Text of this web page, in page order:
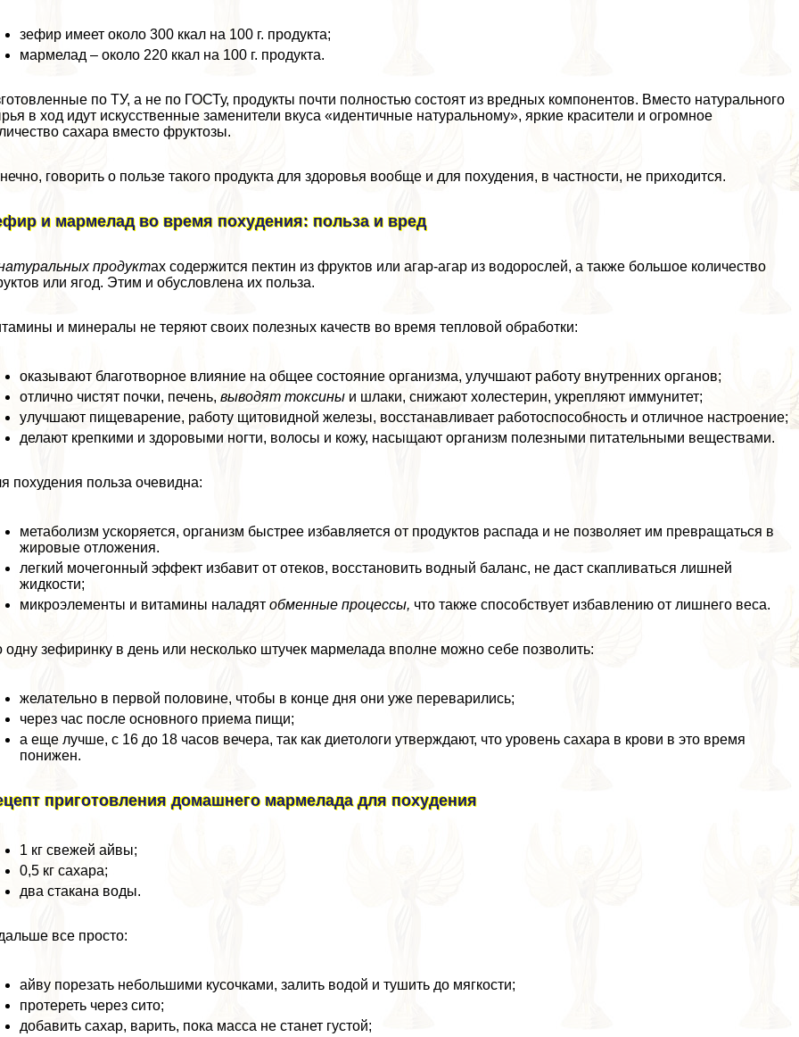
зефир имеет около 300 ккал на 100 г. продукта;
мармелад – около 220 ккал на 100 г. продукта.
по ТУ, а не по ГОСТу, продукты почти полностью состоят из вредных компонентов. Вместо натурального
в ход идут искусственные заменители вкуса «идентичные натуральному», яркие красители и огромное
сахара вместо фруктозы.
говорить о пользе такого продукта для здоровья вообще и для похудения, в частности, не приходится.
и мармелад во время похудения: польза и вред
продуктах содержится пектин из фруктов или агар-агар из водорослей, а также большое количество
или ягод. Этим и обусловлена их польза.
и минералы не теряют своих полезных качеств во время тепловой обработки:
оказывают благотворное влияние на общее состояние организма, улучшают работу внутренних органов;
отлично чистят почки, печень,выводят токсины и шлаки, снижают холестерин, укрепляют иммунитет;
улучшают пищеварение, работу щитовидной железы, восстанавливает работоспособность и отличное настроение;
делают крепкими и здоровыми ногти, волосы и кожу, насыщают организм полезными питательными веществами.
похудения польза очевидна:
метаболизм ускоряется, организм быстрее избавляется от продуктов распада и не позволяет им превращаться в
жировые отложения.
легкий мочегонный эффект избавит от отеков, восстановить водный баланс, не даст скапливаться лишней
жидкости;
микроэлементы и витамины наладятобменные процессы, что также способствует избавлению от лишнего веса.
одну зефиринку в день или несколько штучек мармелада вполне можно себе позволить:
желательно в первой половине, чтобы в конце дня они уже переварились;
через час после основного приема пищи;
а еще лучше, с 16 до 18 часов вечера, так как диетологи утверждают, что уровень сахара в крови в это время
понижен.
приготовления домашнего мармелада для похудения
1 кг свежей айвы;
0,5 кг сахара;
два стакана воды.
все просто:
айву порезать небольшими кусочками, залить водой и тушить до мягкости;
протереть через сито;
добавить сахар, варить, пока масса не станет густой;